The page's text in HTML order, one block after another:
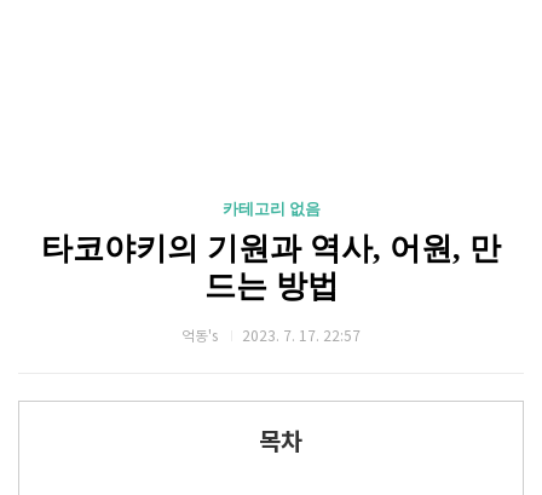
카테고리 없음
타코야키의 기원과 역사, 어원, 만
드는 방법
억동's 2023. 7. 17. 22:57
목차